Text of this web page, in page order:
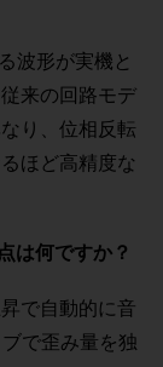
波形が実機と
来の回路モデ
り、位相反転
ほど高精度な
は何ですか？
で自動的に音
で歪み量を独